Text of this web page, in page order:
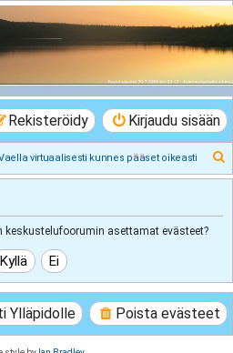
Kirjaudu sisään
Rekisteröidy
virtuaalisesti kunnes pääset oikeasti
t
asettamat evästeet?
Poista evästeet
Ylläpidolle